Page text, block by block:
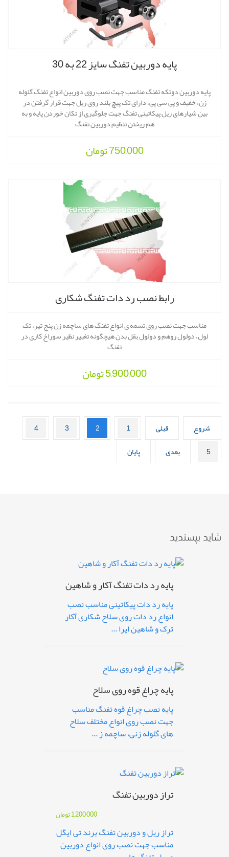
پایه دوربین تفنگ سایز 22 به 30
پایه دوربین دوتکه تفنگ مناسب جهت نصب روی دوربین انواع تفنگ گلوله
زن، خفیف و پی سی پی، دارای تک پیچ بلند روی ریل جهت قرار گرفتن در
بین شیارهای ریل پیکاتینی تفنگ جهت جلوگیری از تکان خوردن پایه و به
هم ریختن تنظیم دوربین تفنگ
750,000تومان
رابط نصب رد دات تفنگ شکاری
مناسب جهت نصب روی تسمه ی انواع تفنگ های ساچمه زن پنج تیر، تک
لول، دولول روهم و دولول بقل بدن هیچگونه تغییر نظیر سوراخ کاری در
تفنگ
5,900,000تومان
شروع قبلی 1
2
3
4
5
بعدی پایان
شاید بپسندید
پایه رد دات تفنگ آکار و شاهین
پایه رد دات پیکاتینی مناسب نصب
انواع رد دات روی سلاح شکاری آکار
ترک و شاهین ایرا ...
پایه چراغ قوه روی سلاح
پایه نصب چراغ قوه تفنگ مناسب
جهت نصب روی انواع مختلف سلاح
های گلوله زنی، ساچمه ز ...
تراز دوربین تفنگ
1,200,000تومان
تراز ریل و دوربین تفنگ برند تی ایگل
مناسب جهت نصب روی انواع دوربین